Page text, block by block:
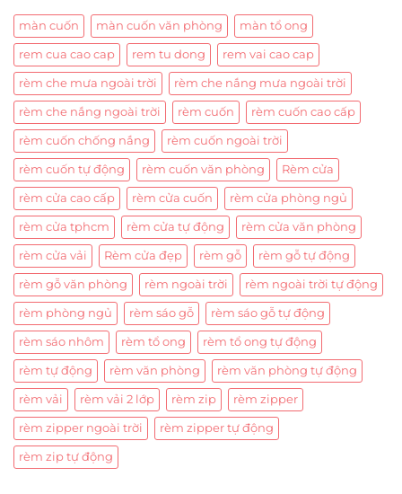
màn cuốn màn cuốn văn phòng màn tổ ong
rem cua cao cap rem tu dong rem vai cao cap
rèm che mưa ngoài trời rèm che nắng mưa ngoài trời
rèm che nắng ngoài trời rèm cuốn rèm cuốn cao cấp
rèm cuốn chống nắng rèm cuốn ngoài trời
rèm cuốn tự động rèm cuốn văn phòng Rèm cửa
rèm cửa cao cấp rèm cửa cuốn rèm cửa phòng ngủ
rèm cửa tphcm rèm cửa tự động rèm cửa văn phòng
rèm cửa vải Rèm cửa đẹp rèm gỗ rèm gỗ tự động
rèm gỗ văn phòng rèm ngoài trời rèm ngoài trời tự động
rèm phòng ngủ rèm sáo gỗ rèm sáo gỗ tự động
rèm sáo nhôm rèm tổ ong rèm tổ ong tự động
rèm tự động rèm văn phòng rèm văn phòng tự động
rèm vải rèm vải 2 lớp rèm zip rèm zipper
rèm zipper ngoài trời rèm zipper tự động
rèm zip tự động